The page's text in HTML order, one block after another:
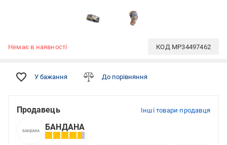
Немає в наявності КОД MP34497462
У бажання До порівняння
Продавець Інші товари продавця
БАНДАНА